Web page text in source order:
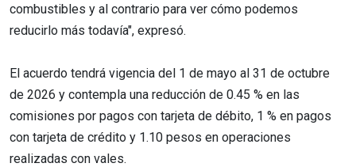
combustibles y al contrario para ver cómo podemos
reducirlo más todavía", expresó.
El acuerdo tendrá vigencia del 1 de mayo al 31 de octubre
de 2026 y contempla una reducción de 0.45 % en las
comisiones por pagos con tarjeta de débito, 1 % en pagos
con tarjeta de crédito y 1.10 pesos en operaciones
realizadas con vales.